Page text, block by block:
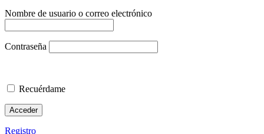
Nombre de usuario o correo electrónico
Contraseña
Recuérdame
Registro